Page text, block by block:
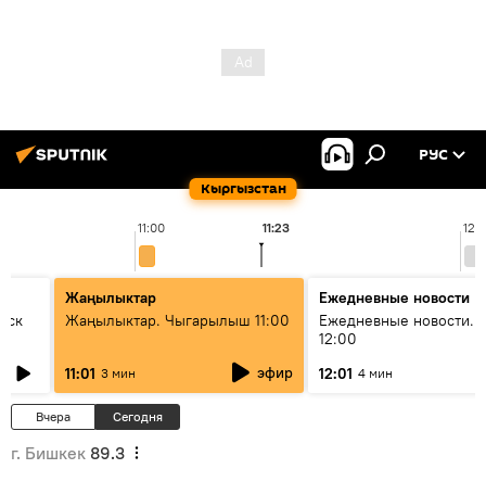
Кыргызстан
РУС
11:00 11:23
Жаңылыктар
Жаңылыктар. Чыгарылыш 11:00
11:01 3 мин эфир
Ежедневные новости
Ежедневные новости.
12:00
12:01 4 мин
Вчера Сегодня
г. Бишкек 89.3